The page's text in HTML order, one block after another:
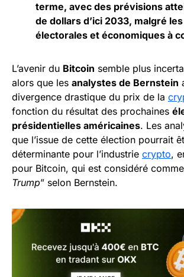
terme, avec des prévisions
de dollars d’ici 2033, malgré
électorales et économiques à
L’avenir du Bitcoin semble plus
alors que les analystes de Bernstein
divergence drastique du prix de la
fonction du résultat des prochaines
présidentielles américaines. Les
que l’issue de cette élection pourrait
déterminante pour l’industrie crypto,
pour Bitcoin, qui est considéré
Trump” selon Bernstein.